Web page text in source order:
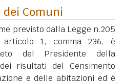
Comuni
previsto dalla Legge n.205
1, comma 236, è
del Presidente della
risultati del Censimento
e delle abitazioni ed è